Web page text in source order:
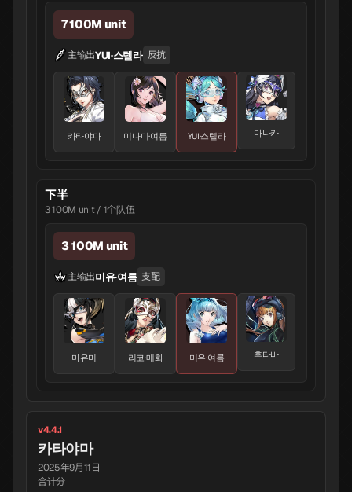
7 100M unit
主输出YUI·스텔라 反抗
카타야마 미나미·여름 YUI·스텔라 마나카
下半
3 100M unit / 1个队伍
3 100M unit
主输出미유·여름 支配
마유미 리코·매화 미유·여름 후타바
v4.4.1
카타야마
2025年9月11日
合计分